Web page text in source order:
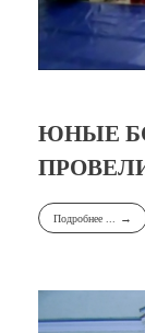
ЮНЫЕ
Подробнее ...